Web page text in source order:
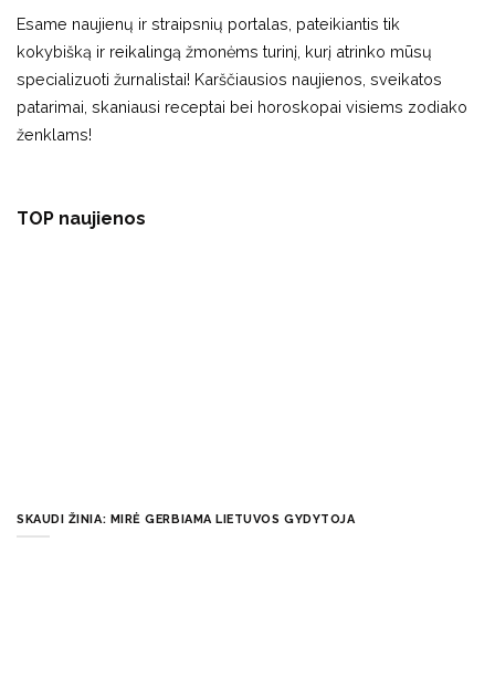
Esame naujienų ir straipsnių portalas, pateikiantis tik
kokybišką ir reikalingą žmonėms turinį, kurį atrinko mūsų
specializuoti žurnalistai! Karščiausios naujienos, sveikatos
patarimai, skaniausi receptai bei horoskopai visiems zodiako
ženklams!
TOP naujienos
SKAUDI ŽINIA: MIRĖ GERBIAMA LIETUVOS GYDYTOJA